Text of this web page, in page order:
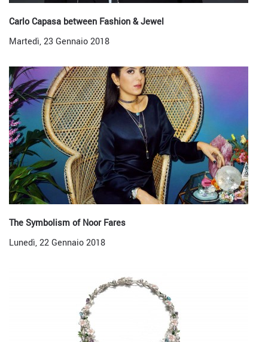
Carlo Capasa between Fashion & Jewel
Martedì, 23 Gennaio 2018
The Symbolism of Noor Fares
Lunedì, 22 Gennaio 2018